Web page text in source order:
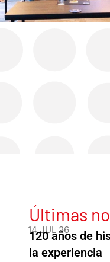
Últimas
14 JUL 26
120 años de
la experiencia